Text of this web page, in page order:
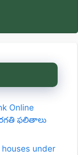
Online
ఫలితాలు
under